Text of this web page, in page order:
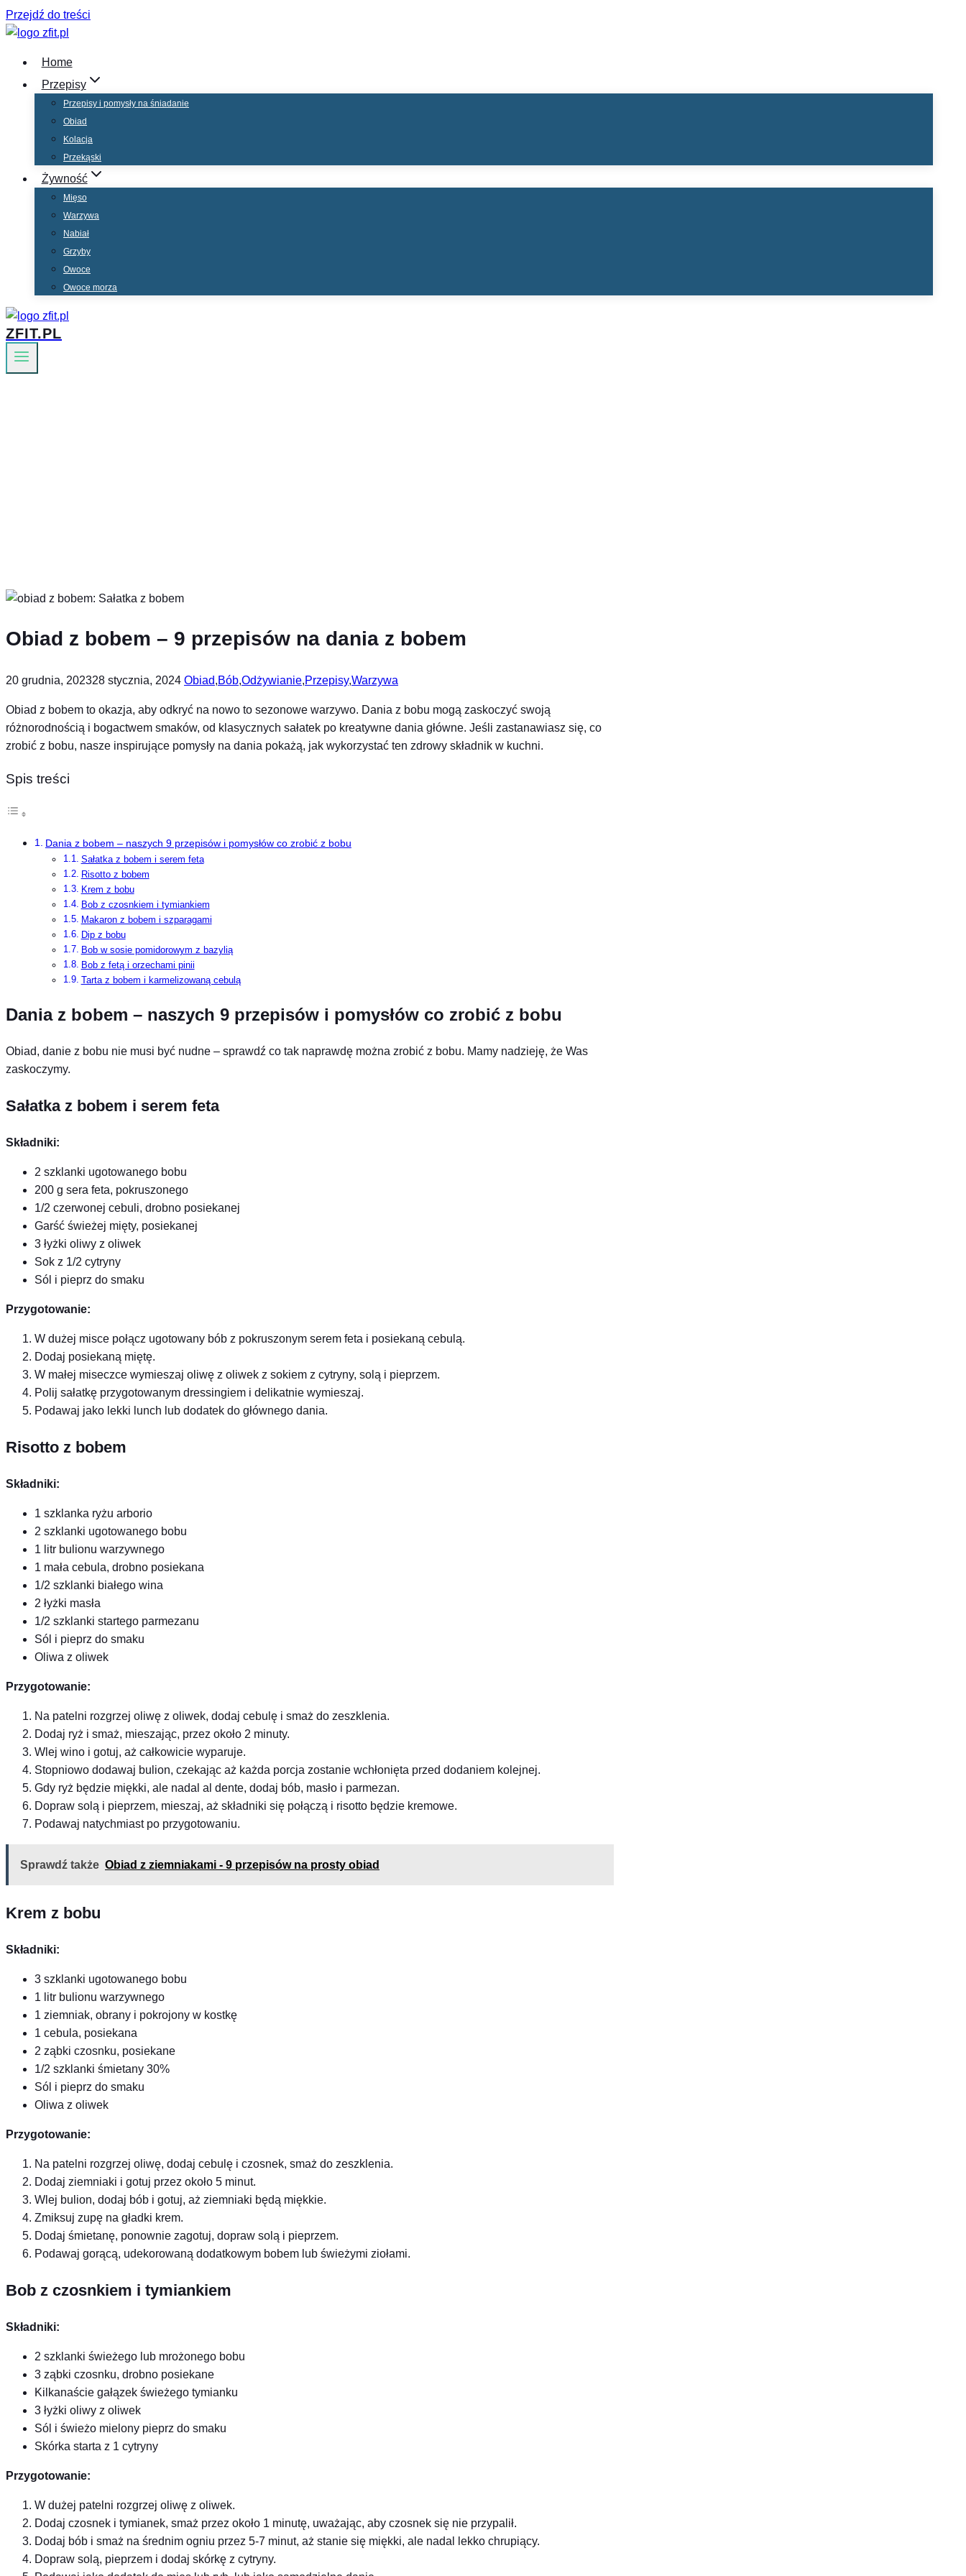
Przejdź do treści
Home
Przepisy
Przepisy i pomysły na śniadanie
Obiad
Kolacja
Przekąski
Żywność
Mięso
Warzywa
Nabiał
Grzyby
Owoce
Owoce morza
ZFIT.PL
Obiad z bobem – 9 przepisów na dania z bobem
20 grudnia, 202328 stycznia, 2024 Obiad,Bób,Odżywianie,Przepisy,Warzywa
Obiad z bobem to okazja, aby odkryć na nowo to sezonowe warzywo. Dania z bobu mogą zaskoczyć swoją
różnorodnością i bogactwem smaków, od klasycznych sałatek po kreatywne dania główne. Jeśli zastanawiasz się, co
zrobić z bobu, nasze inspirujące pomysły na dania pokażą, jak wykorzystać ten zdrowy składnik w kuchni.
Spis treści
Dania z bobem – naszych 9 przepisów i pomysłów co zrobić z bobu
Sałatka z bobem i serem feta
Risotto z bobem
Krem z bobu
Bob z czosnkiem i tymiankiem
Makaron z bobem i szparagami
Dip z bobu
Bob w sosie pomidorowym z bazylią
Bob z fetą i orzechami pinii
Tarta z bobem i karmelizowaną cebulą
Dania z bobem – naszych 9 przepisów i pomysłów co zrobić z bobu
Obiad, danie z bobu nie musi być nudne – sprawdź co tak naprawdę można zrobić z bobu. Mamy nadzieję, że Was
zaskoczymy.
Sałatka z bobem i serem feta
Składniki:
2 szklanki ugotowanego bobu
200 g sera feta, pokruszonego
1/2 czerwonej cebuli, drobno posiekanej
Garść świeżej mięty, posiekanej
3 łyżki oliwy z oliwek
Sok z 1/2 cytryny
Sól i pieprz do smaku
Przygotowanie:
W dużej misce połącz ugotowany bób z pokruszonym serem feta i posiekaną cebulą.
Dodaj posiekaną miętę.
W małej miseczce wymieszaj oliwę z oliwek z sokiem z cytryny, solą i pieprzem.
Polij sałatkę przygotowanym dressingiem i delikatnie wymieszaj.
Podawaj jako lekki lunch lub dodatek do głównego dania.
Risotto z bobem
Składniki:
1 szklanka ryżu arborio
2 szklanki ugotowanego bobu
1 litr bulionu warzywnego
1 mała cebula, drobno posiekana
1/2 szklanki białego wina
2 łyżki masła
1/2 szklanki startego parmezanu
Sól i pieprz do smaku
Oliwa z oliwek
Przygotowanie:
Na patelni rozgrzej oliwę z oliwek, dodaj cebulę i smaż do zeszklenia.
Dodaj ryż i smaż, mieszając, przez około 2 minuty.
Wlej wino i gotuj, aż całkowicie wyparuje.
Stopniowo dodawaj bulion, czekając aż każda porcja zostanie wchłonięta przed dodaniem kolejnej.
Gdy ryż będzie miękki, ale nadal al dente, dodaj bób, masło i parmezan.
Dopraw solą i pieprzem, mieszaj, aż składniki się połączą i risotto będzie kremowe.
Podawaj natychmiast po przygotowaniu.
Sprawdź także Obiad z ziemniakami - 9 przepisów na prosty obiad
Krem z bobu
Składniki:
3 szklanki ugotowanego bobu
1 litr bulionu warzywnego
1 ziemniak, obrany i pokrojony w kostkę
1 cebula, posiekana
2 ząbki czosnku, posiekane
1/2 szklanki śmietany 30%
Sól i pieprz do smaku
Oliwa z oliwek
Przygotowanie:
Na patelni rozgrzej oliwę, dodaj cebulę i czosnek, smaż do zeszklenia.
Dodaj ziemniaki i gotuj przez około 5 minut.
Wlej bulion, dodaj bób i gotuj, aż ziemniaki będą miękkie.
Zmiksuj zupę na gładki krem.
Dodaj śmietanę, ponownie zagotuj, dopraw solą i pieprzem.
Podawaj gorącą, udekorowaną dodatkowym bobem lub świeżymi ziołami.
Bob z czosnkiem i tymiankiem
Składniki:
2 szklanki świeżego lub mrożonego bobu
3 ząbki czosnku, drobno posiekane
Kilkanaście gałązek świeżego tymianku
3 łyżki oliwy z oliwek
Sól i świeżo mielony pieprz do smaku
Skórka starta z 1 cytryny
Przygotowanie:
W dużej patelni rozgrzej oliwę z oliwek.
Dodaj czosnek i tymianek, smaż przez około 1 minutę, uważając, aby czosnek się nie przypalił.
Dodaj bób i smaż na średnim ogniu przez 5-7 minut, aż stanie się miękki, ale nadal lekko chrupiący.
Dopraw solą, pieprzem i dodaj skórkę z cytryny.